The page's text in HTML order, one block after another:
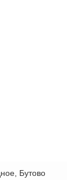
Бутово